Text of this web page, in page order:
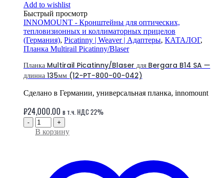
Add to wishlist
Быстрый просмотр
INNOMOUNT - Кронштейны для оптических,
тепловизионных и коллиматорных прицелов
(Германия), Picatinny | Weaver | Адаптеры, КАТАЛОГ,
Планка Multirail Picatinny/Blaser
Планка Multirail Picatinny/Blaser для Bergara B14 SA —
длинна 135мм (12-PT-800-00-042)
Сделано в Германии, универсальная планка, innomount
₽24,000.00 в т.ч. НДС 22%
- +
В корзину